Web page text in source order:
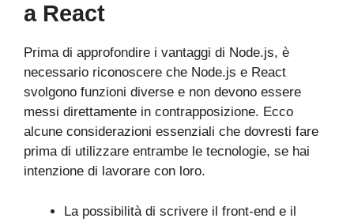
a React
Prima di approfondire i vantaggi di Node.js, è
necessario riconoscere che Node.js e React
svolgono funzioni diverse e non devono essere
messi direttamente in contrapposizione. Ecco
alcune considerazioni essenziali che dovresti fare
prima di utilizzare entrambe le tecnologie, se hai
intenzione di lavorare con loro.
La possibilità di scrivere il front-end e il